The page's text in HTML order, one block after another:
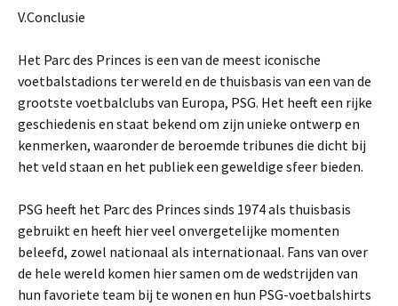
V.Conclusie
Het Parc des Princes is een van de meest iconische
voetbalstadions ter wereld en de thuisbasis van een van de
grootste voetbalclubs van Europa, PSG. Het heeft een rijke
geschiedenis en staat bekend om zijn unieke ontwerp en
kenmerken, waaronder de beroemde tribunes die dicht bij
het veld staan en het publiek een geweldige sfeer bieden.
PSG heeft het Parc des Princes sinds 1974 als thuisbasis
gebruikt en heeft hier veel onvergetelijke momenten
beleefd, zowel nationaal als internationaal. Fans van over
de hele wereld komen hier samen om de wedstrijden van
hun favoriete team bij te wonen en hun PSG-voetbalshirts